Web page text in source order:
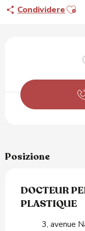
Condividere
Posizione
DOCTEUR
PLASTIQUE
3, avenue